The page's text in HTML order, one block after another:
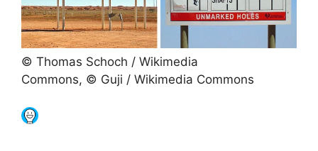
© Thomas Schoch / Wikimedia
Commons, © Guji / Wikimedia Commons